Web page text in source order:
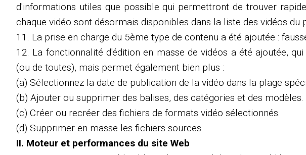
d'informations utiles que possible qui permettront de trouver
chaque vidéo sont désormais disponibles dans la liste des vidéos du
11. La prise en charge du 5ème type de contenu a été ajoutée :
12. La fonctionnalité d'édition en masse de vidéos a été ajoutée,
(ou de toutes), mais permet également bien plus :
(a) Sélectionnez la date de publication de la vidéo dans la plage
(b) Ajouter ou supprimer des balises, des catégories et des modèles.
(c) Créer ou recréer des fichiers de formats vidéo sélectionnés.
(d) Supprimer en masse les fichiers sources.
II. Moteur et performances du site Web